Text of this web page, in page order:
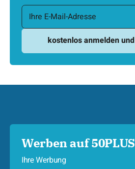
Werben auf 50PLUS
Ihre Werbung